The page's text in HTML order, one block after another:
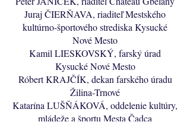
Juraj ČIERŇAVA, riaditeľ Mestského
kultúrno-športového strediska Kysucké
Nové Mesto
Kamil LIESKOVSKÝ, farský úrad
Kysucké Nové Mesto
Róbert KRAJČÍK, dekan farského úradu
Žilina-Trnové
Katarína LUŠŇÁKOVÁ, oddelenie kultúry,
mládeže a športu Mesta Čadca